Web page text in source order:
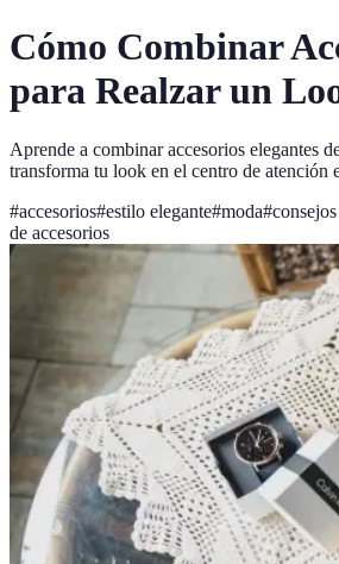
Cómo Combinar
para Realzar un
Aprende a combinar accesorios elegantes
transforma tu look en el centro de atención
#accesorios#estilo elegante#moda#
de accesorios